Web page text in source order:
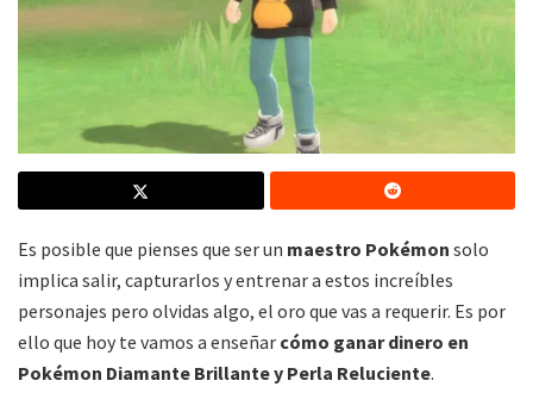
Es posible que pienses que ser un maestro Pokémon solo
implica salir, capturarlos y entrenar a estos increíbles
personajes pero olvidas algo, el oro que vas a requerir. Es por
ello que hoy te vamos a enseñar cómo ganar dinero en
Pokémon Diamante Brillante y Perla Reluciente.